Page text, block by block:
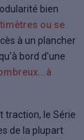
bien
ou se
à un plancher
bord d'une
le Série
de la plupart